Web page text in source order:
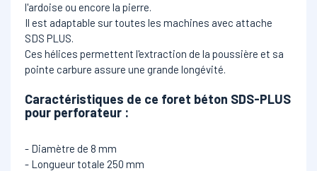
l'ardoise ou encore la pierre.
Il est adaptable sur toutes les machines avec attache
SDS PLUS.
Ces hélices permettent l'extraction de la poussière et sa
pointe carbure assure une grande longévité.
Caractéristiques de ce foret béton SDS-PLUS
pour perforateur :
- Diamètre de 8 mm
- Longueur totale 250 mm